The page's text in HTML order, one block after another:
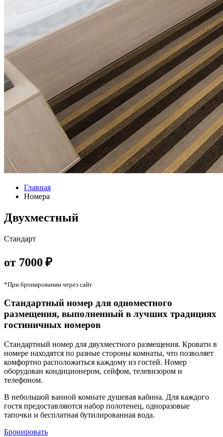
Главная
Номера
Двухместный
Стандарт
от 7000 ₽
*При бронировании через сайт
Стандартный номер для одноместного
размещения, выполненный в лучших традициях
гостиничных номеров
Стандартный номер для двухместного размещения. Кровати в
номере находятся по разные стороны комнаты, что позволяет
комфортно расположиться каждому из гостей. Номер
оборудован кондиционером, сейфом, телевизором и
телефоном.
В небольшой ванной комнате душевая кабина. Для каждого
гостя предоставляются набор полотенец, одноразовые
тапочки и бесплатная бутилированная вода.
Бронировать